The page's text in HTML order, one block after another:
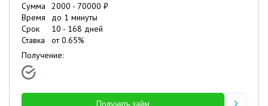
Сумма 2000 - 70000 ₽
Время
до 1 минуты
Срок
10 - 168 дней
Ставка
от0.65%
Получение:
Получить займ